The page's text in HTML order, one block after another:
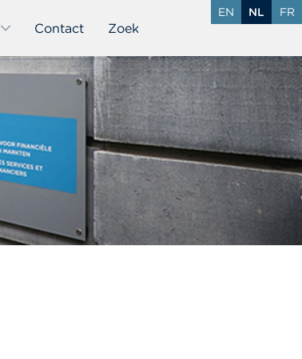
Contact Zoek
EN NL FR